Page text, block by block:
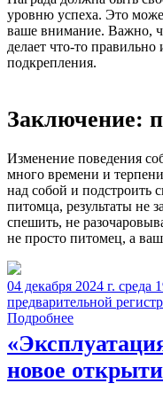
уровню успеха. Это
ваше внимание. Важно,
делает что-то
подкрепления.
Заключение:
Изменение поведения
много времени и
над собой и подстроить
питомца, результаты не
спешить, не
не просто питомец, а
04 декабря 2024 г.
предварительной
Подробнее
новое